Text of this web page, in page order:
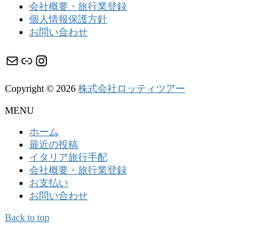
会社概要・旅行業登録
個人情報保護方針
お問い合わせ
メール リンク Instagram
Copyright © 2026 株式会社ロッティツアー
MENU
ホーム
最近の投稿
イタリア旅行手配
会社概要・旅行業登録
お支払い
お問い合わせ
Back to top